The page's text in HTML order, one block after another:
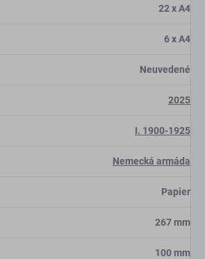
22 x A4
6 x A4
Neuvedené
2025
I. 1900-1925
Nemecká armáda
Papier
267 mm
100 mm